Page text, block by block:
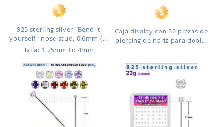
925 sterling silver "Bend it
yourself" nose stud, 0.6mm (...
Talla: 1.25mm to 4mm
Caja display con 52 piezas de
piercing de nariz para dobl...